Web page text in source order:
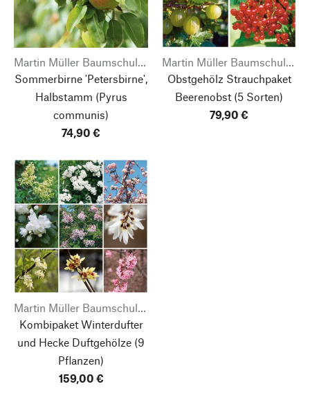
Martin Müller Baumschulen
Sommerbirne 'Petersbirne',
Halbstamm (Pyrus
communis)
74,90 €
Martin Müller Baumschulen
Obstgehölz Strauchpaket
Beerenobst (5 Sorten)
79,90 €
Martin Müller Baumschulen
Kombipaket Winterdufter
und Hecke Duftgehölze (9
Pflanzen)
159,00 €